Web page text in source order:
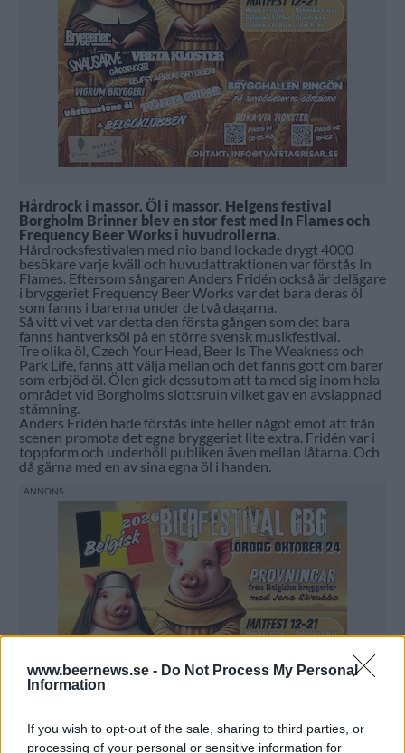
www.beernews.se - Do Not Process My Personal
Information
If you wish to opt-out of the sale, sharing to third parties, or
processing of your personal or sensitive information for
Hårdrock i massor. Öl i massor. Helgens festival
Borgholm Brinner blev en stor fest med In Flames och
Frequency Beer Works i huvudrollerna.
Hårdrocksfestivalen med nio band lockade drygt 4000
besökare varje kväll och huvudattraktionen var förstås In
Flames. Eftersom sångaren Anders Fridén också är delägare
i bryggeriet Frequency Beer Works var det bara deras öl
som fanns i barerna under de två dagarna.
Så vitt vi vet var detta den första gången som det bara
fanns hantverksöl på en större svensk musikfestival.
Tre olika öl, Czech Your Head, Beer Is The Weakness och
Park Life, fanns att välja mellan och det fanns gott om barer
som erbjöd öl. Ölen gick dessutom att ta med sig inom hela
området vid Borgholms slottsruin vilket gav en avslappnad
stämning.
Anders Fridén hade förstås inte heller något emot att från
scenen promota det egna bryggeriet lite extra. Fridén var i
toppform och underhöll publiken även mellan låtarna. Och
då gärna med en av sina egna öl i handen.